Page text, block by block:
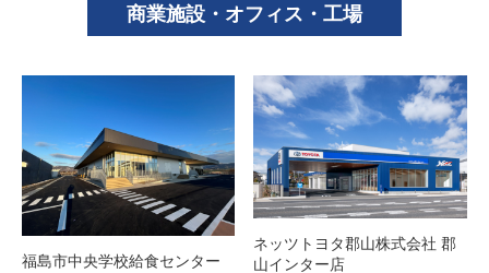
商業施設・オフィス・工場
福島市中央学校給食センター
ネッツトヨタ郡山株式会社 郡
山インター店